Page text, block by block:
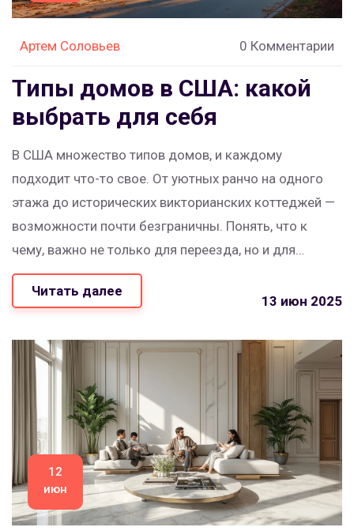
Артем Соловьев 0 Комментарии
Типы домов в США: какой
выбрать для себя
В США множество типов домов, и каждому
подходит что-то свое. От уютных ранчо на одного
этажа до исторических викторианских коттеджей —
возможности почти безграничны. Понять, что к
чему, важно не только для переезда, но и для
выбора интерьера. В этой статье расскажу, чем
отличаются популярные типы домов в Америке, на
неожиданные нюансы. Будет полезно тем, кто
присматривается к недвижимости в Штатах или
просто вдохновляется их стилем.
Читать далее
13 июн 2025
12
июн